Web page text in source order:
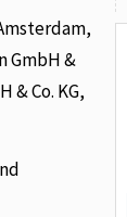
GmbH &
& Co. KG,